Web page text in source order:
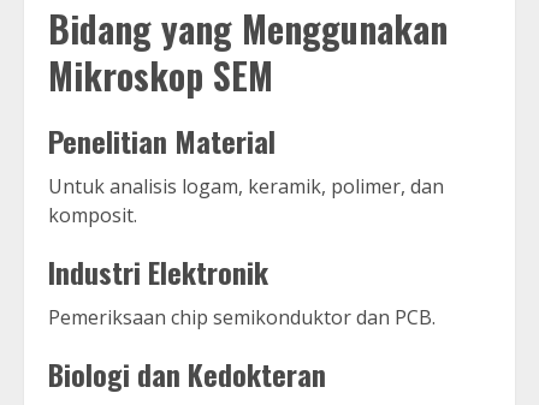
Bidang yang Menggunakan
Mikroskop SEM
Penelitian Material
Untuk analisis logam, keramik, polimer, dan
komposit.
Industri Elektronik
Pemeriksaan chip semikonduktor dan PCB.
Biologi dan Kedokteran